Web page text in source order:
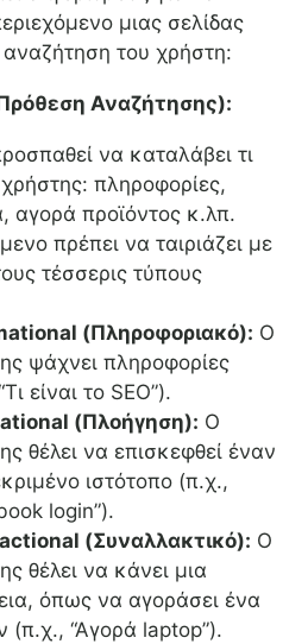
μιας σελίδας
αναζήτηση του χρήστη:
Αναζήτησης):
να καταλάβει τι
πληροφορίες,
αγορά προϊόντος κ.λπ.
πρέπει να ταιριάζει με
τέσσερις τύπους
(Πληροφοριακό): Ο
ψάχνει πληροφορίες
είναι το SEO”).
(Πλοήγηση): Ο
θέλει να επισκεφθεί έναν
ιστότοπο (π.χ.,
login”).
(Συναλλακτικό): Ο
θέλει να κάνει μια
όπως να αγοράσει ένα
(π.χ., “Αγορά laptop”).